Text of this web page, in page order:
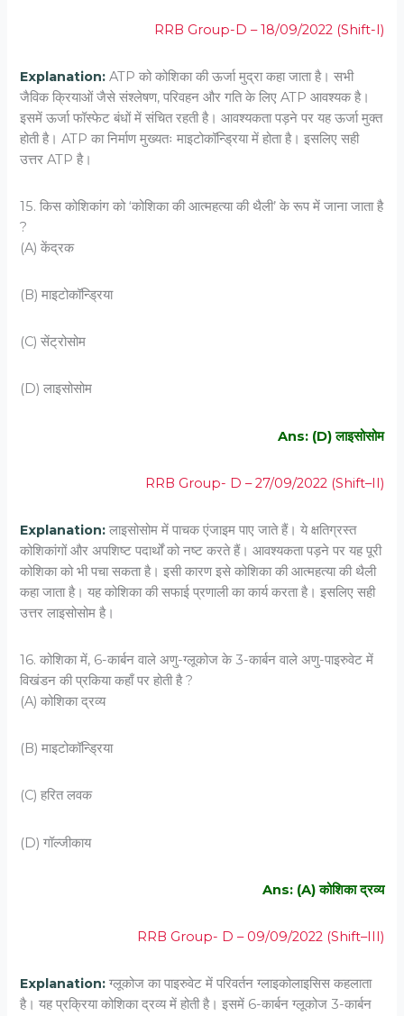
RRB Group-D – 18/09/2022 (Shift-I)
Explanation: ATP को कोशिका की ऊर्जा मुद्रा कहा जाता है। सभी
जैविक क्रियाओं जैसे संश्लेषण, परिवहन और गति के लिए ATP आवश्यक है।
इसमें ऊर्जा फॉस्फेट बंधों में संचित रहती है। आवश्यकता पड़ने पर यह ऊर्जा मुक्त
होती है। ATP का निर्माण मुख्यतः माइटोकॉन्ड्रिया में होता है। इसलिए सही
उत्तर ATP है।
15. किस कोशिकांग को ‘कोशिका की आत्‍महत्‍या की थैली’ के रूप में जाना जाता है
?
(A) केंद्रक
(B) माइटोकॉन्ड्रिया
(C) सेंट्रोसोम
(D) लाइसोसोम
Ans: (D) लाइसोसोम
RRB Group- D – 27/09/2022 (Shift–II)
Explanation: लाइसोसोम में पाचक एंजाइम पाए जाते हैं। ये क्षतिग्रस्त
कोशिकांगों और अपशिष्ट पदार्थों को नष्ट करते हैं। आवश्यकता पड़ने पर यह पूरी
कोशिका को भी पचा सकता है। इसी कारण इसे कोशिका की आत्महत्या की थैली
कहा जाता है। यह कोशिका की सफाई प्रणाली का कार्य करता है। इसलिए सही
उत्तर लाइसोसोम है।
16. कोशिका में, 6-कार्बन वाले अणु-ग्‍लूकोज के 3-कार्बन वाले अणु-पाइरुवेट में
विखंडन की प्रकिया कहाँ पर होती है ?
(A) कोशिका द्रव्‍य
(B) माइटोकॉन्ड्रिया
(C) हरित लवक
(D) गॉल्‍जीकाय
Ans: (A) कोशिका द्रव्‍य
RRB Group- D – 09/09/2022 (Shift–III)
Explanation:ग्लूकोज का पाइरुवेट में परिवर्तन ग्लाइकोलाइसिस कहलाता
है। यह प्रक्रिया कोशिका द्रव्य में होती है। इसमें 6-कार्बन ग्लूकोज 3-कार्बन